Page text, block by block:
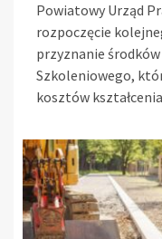
Powiatowy Urząd
rozpoczęcie
przyznanie
Szkoleniowego,
kosztów